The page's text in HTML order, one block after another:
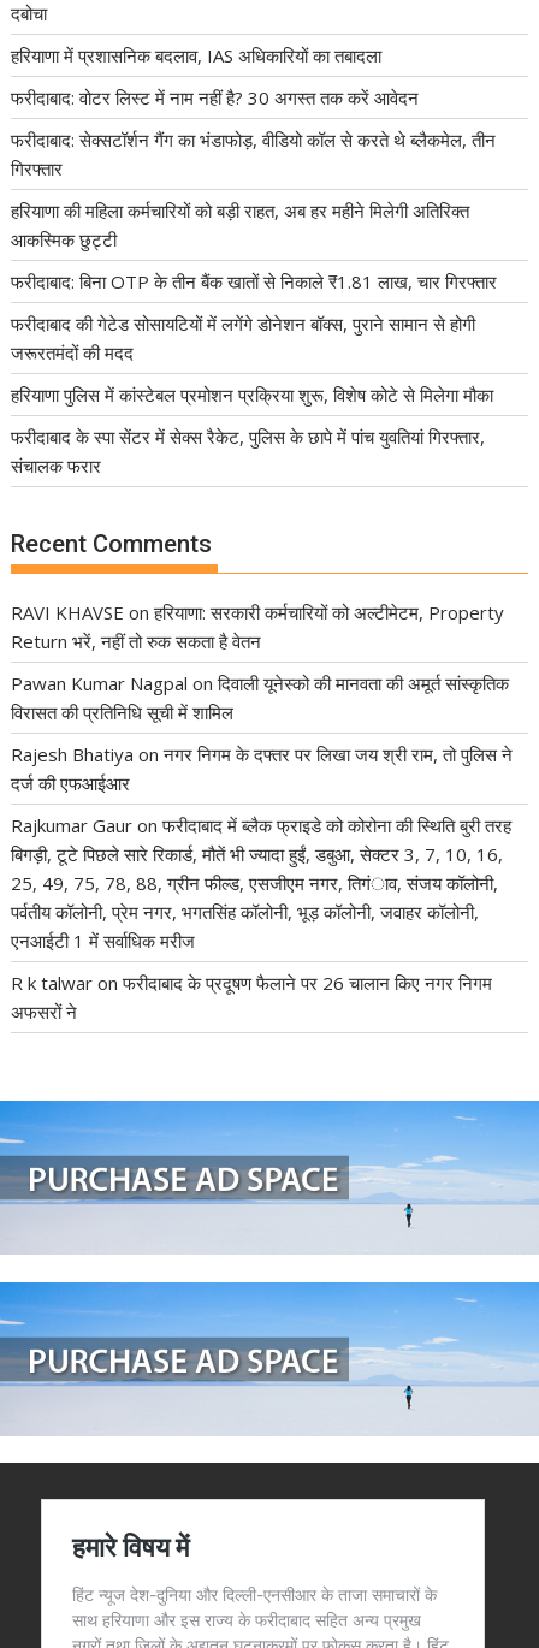
दबोचा
हरियाणा में प्रशासनिक बदलाव, IAS अधिकारियों का तबादला
फरीदाबाद: वोटर लिस्ट में नाम नहीं है? 30 अगस्त तक करें आवेदन
फरीदाबाद: सेक्सटॉर्शन गैंग का भंडाफोड़, वीडियो कॉल से करते थे ब्लैकमेल, तीन
गिरफ्तार
हरियाणा की महिला कर्मचारियों को बड़ी राहत, अब हर महीने मिलेगी अतिरिक्त
आकस्मिक छुट्टी
फरीदाबाद: बिना OTP के तीन बैंक खातों से निकाले ₹1.81 लाख, चार गिरफ्तार
फरीदाबाद की गेटेड सोसायटियों में लगेंगे डोनेशन बॉक्स, पुराने सामान से होगी
जरूरतमंदों की मदद
हरियाणा पुलिस में कांस्टेबल प्रमोशन प्रक्रिया शुरू, विशेष कोटे से मिलेगा मौका
फरीदाबाद के स्पा सेंटर में सेक्स रैकेट, पुलिस के छापे में पांच युवतियां गिरफ्तार,
संचालक फरार
Recent Comments
RAVI KHAVSE onहरियाणा: सरकारी कर्मचारियों को अल्टीमेटम, Property
Return भरें, नहीं तो रुक सकता है वेतन
Pawan Kumar Nagpal onदिवाली यूनेस्को की मानवता की अमूर्त सांस्कृतिक
विरासत की प्रतिनिधि सूची में शामिल
Rajesh Bhatiya onनगर निगम के दफ्तर पर लिखा जय श्री राम, तो पुलिस ने
दर्ज की एफआईआर
Rajkumar Gaur onफरीदाबाद में ब्लैक फ्राइडे को कोरोना की स्थिति बुरी तरह
बिगड़ी, टूटे पिछले सारे रिकार्ड, मौतें भी ज्यादा हुईं, डबुआ, सेक्टर 3, 7, 10, 16,
25, 49, 75, 78, 88, ग्रीन फील्ड, एसजीएम नगर, तिगंाव, संजय कॉलोनी,
पर्वतीय कॉलोनी, प्रेम नगर, भगतसिंह कॉलोनी, भूड़ कॉलोनी, जवाहर कॉलोनी,
एनआईटी 1 में सर्वाधिक मरीज
R k talwar onफरीदाबाद के प्रदूषण फैलाने पर 26 चालान किए नगर निगम
अफसरों ने